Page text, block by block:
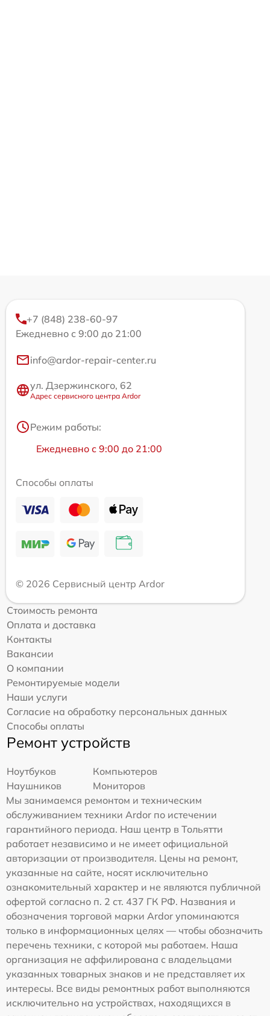
+7 (848) 238-60-97
Ежедневно с 9:00 до 21:00
info@ardor-repair-center.ru
ул. Дзержинского, 62
Адрес сервисного центра Ardor
Режим работы:
Ежедневно с 9:00 до 21:00
Способы оплаты
© 2026 Сервисный центр Ardor
Стоимость ремонта
Оплата и доставка
Контакты
Вакансии
О компании
Ремонтируемые модели
Наши услуги
Согласие на обработку персональных данных
Способы оплаты
Ремонт устройств
Ноутбуков
Компьютеров
Наушников
Мониторов
Мы занимаемся ремонтом и техническим
обслуживанием техники Ardor по истечении
гарантийного периода. Наш центр в Тольятти
работает независимо и не имеет официальной
авторизации от производителя. Цены на ремонт,
указанные на сайте, носят исключительно
ознакомительный характер и не являются публичной
офертой согласно п. 2 ст. 437 ГК РФ. Названия и
обозначения торговой марки Ardor упоминаются
только в информационных целях — чтобы обозначить
перечень техники, с которой мы работаем. Наша
организация не аффилирована с владельцами
указанных товарных знаков и не представляет их
интересы. Все виды ремонтных работ выполняются
исключительно на устройствах, находящихся в